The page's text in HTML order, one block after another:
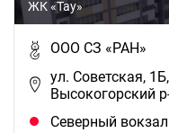
ЖК «Тау»
ООО СЗ «РАН»
ул. Советская,
Высокогорский
Северный вокзал